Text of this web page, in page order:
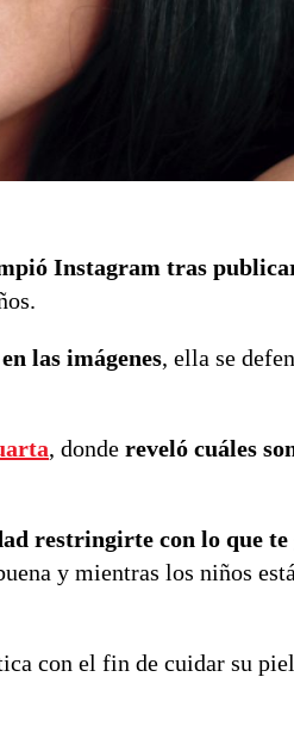
Instagram tras
las imágenes, ella se
, donde reveló cuáles
restringirte con lo que te
y mientras los niños
con el fin de cuidar su